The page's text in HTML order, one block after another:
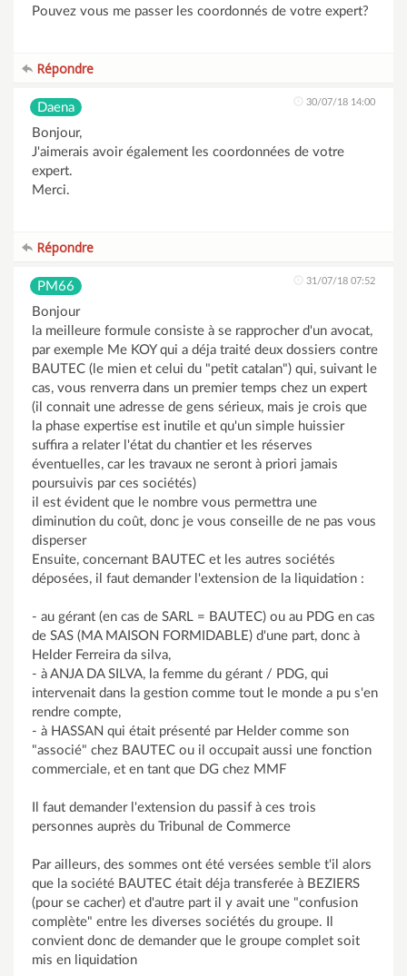
Pouvez vous me passer les coordonnés de votre expert?
Répondre
Daena 30/07/18 14:00
Bonjour,
J'aimerais avoir également les coordonnées de votre
expert.
Merci.
Répondre
PM66 31/07/18 07:52
Bonjour
la meilleure formule consiste à se rapprocher d'un avocat,
par exemple Me KOY qui a déja traité deux dossiers contre
BAUTEC (le mien et celui du "petit catalan") qui, suivant le
cas, vous renverra dans un premier temps chez un expert
(il connait une adresse de gens sérieux, mais je crois que
la phase expertise est inutile et qu'un simple huissier
suffira a relater l'état du chantier et les réserves
éventuelles, car les travaux ne seront à priori jamais
poursuivis par ces sociétés)
il est évident que le nombre vous permettra une
diminution du coût, donc je vous conseille de ne pas vous
disperser
Ensuite, concernant BAUTEC et les autres sociétés
déposées, il faut demander l'extension de la liquidation :
- au gérant (en cas de SARL = BAUTEC) ou au PDG en cas
de SAS (MA MAISON FORMIDABLE) d'une part, donc à
Helder Ferreira da silva,
- à ANJA DA SILVA, la femme du gérant / PDG, qui
intervenait dans la gestion comme tout le monde a pu s'en
rendre compte,
- à HASSAN qui était présenté par Helder comme son
"associé" chez BAUTEC ou il occupait aussi une fonction
commerciale, et en tant que DG chez MMF
Il faut demander l'extension du passif à ces trois
personnes auprès du Tribunal de Commerce
Par ailleurs, des sommes ont été versées semble t'il alors
que la société BAUTEC était déja transferée à BEZIERS
(pour se cacher) et d'autre part il y avait une "confusion
complète" entre les diverses sociétés du groupe. Il
convient donc de demander que le groupe complet soit
mis en liquidation